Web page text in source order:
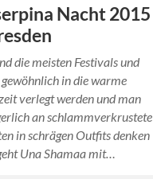
Nacht 2015
die meisten Festivals und
gewöhnlich in die warme
verlegt werden und man
an schlammverkrustete
in schrägen Outfits denken
Una Shamaa mit…